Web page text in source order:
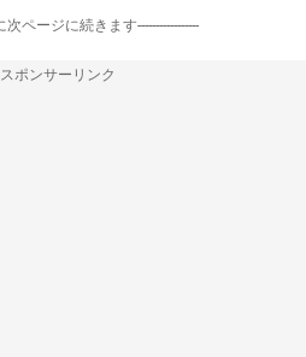
次ページに続きます-----------------
ポンサーリンク